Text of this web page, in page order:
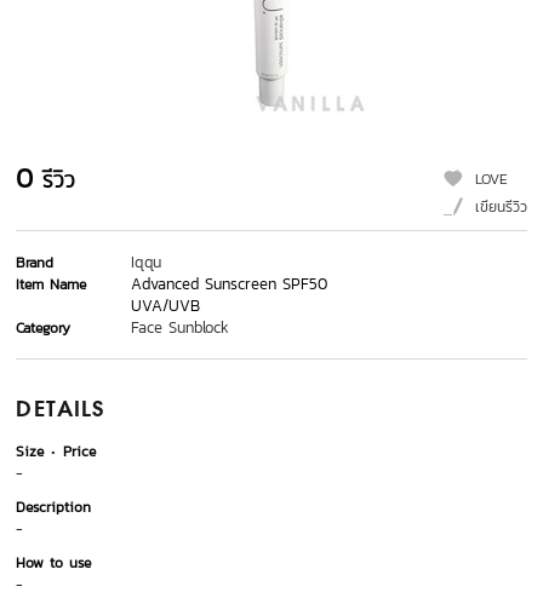
0 รีวิว
LOVE
เขียนรีวิว
Brand Iqqu
Item Name
Advanced Sunscreen SPF50
UVA/UVB
Category Face Sunblock
DETAILS
Size
Price
-
Description
-
How to use
-